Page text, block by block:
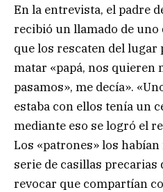
En la entrevista, el padre
recibió un llamado de
que los rescaten del
matar «papá, nos quieren
pasamos», me decía».
estaba con ellos tenía un
mediante eso se logró el
Los «patrones» los
serie de casillas
revocar que compartían